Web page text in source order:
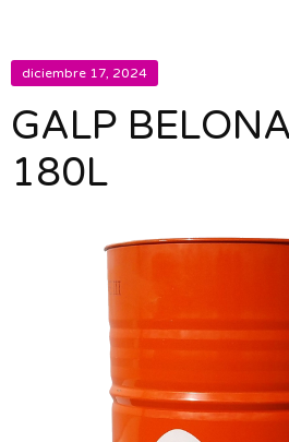
diciembre 17, 2024
GALP
180L